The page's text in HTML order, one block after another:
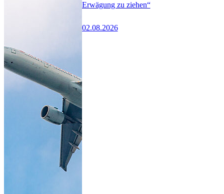
Erwägung zu ziehen“
02.08.2026